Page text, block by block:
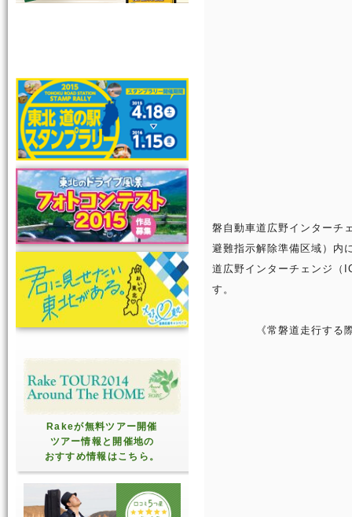
Rakeが無料ツアー開催
ツアー情報と開催地の
おすすめ情報はこちら。
磐自動車道広野インターチ
避難指示解除準備区域）内
道広野インターチェンジ（
す。
《常磐道走行